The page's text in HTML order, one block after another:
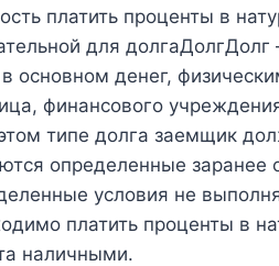
платить проценты в
для
основном денег,
финансового
типе долга заемщик
определенные заранее
условия не
платить проценты в
наличными.